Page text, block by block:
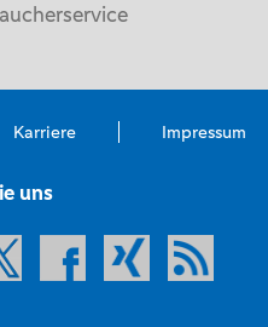
Karriere Impressum
uns